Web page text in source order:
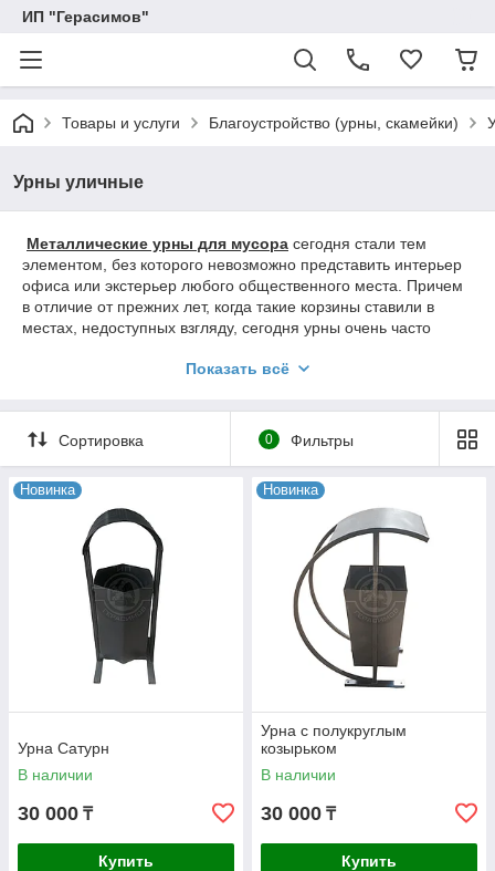
ИП "Герасимов"
Товары и услуги Благоустройство (урны, скамейки)
Урны уличные
Металлические урны для мусора сегодня стали тем
элементом, без которого невозможно представить интерьер
офиса или экстерьер любого общественного места. Причем
в отличие от прежних лет, когда такие корзины ставили в
местах, недоступных взгляду, сегодня урны очень часто
дизайна, урна для мусора остается практичной в
прочный металл выдерживает высокие эксплуатационные
нагрузки, при этом изделие остается достаточно простым в
Показать всё
Сортировка 0 Фильтры
Новинка
Урна Сатурн
В наличии
30 000 ₸
Купить
Новинка
Урна с полукруглым
козырьком
В наличии
30 000 ₸
Купить